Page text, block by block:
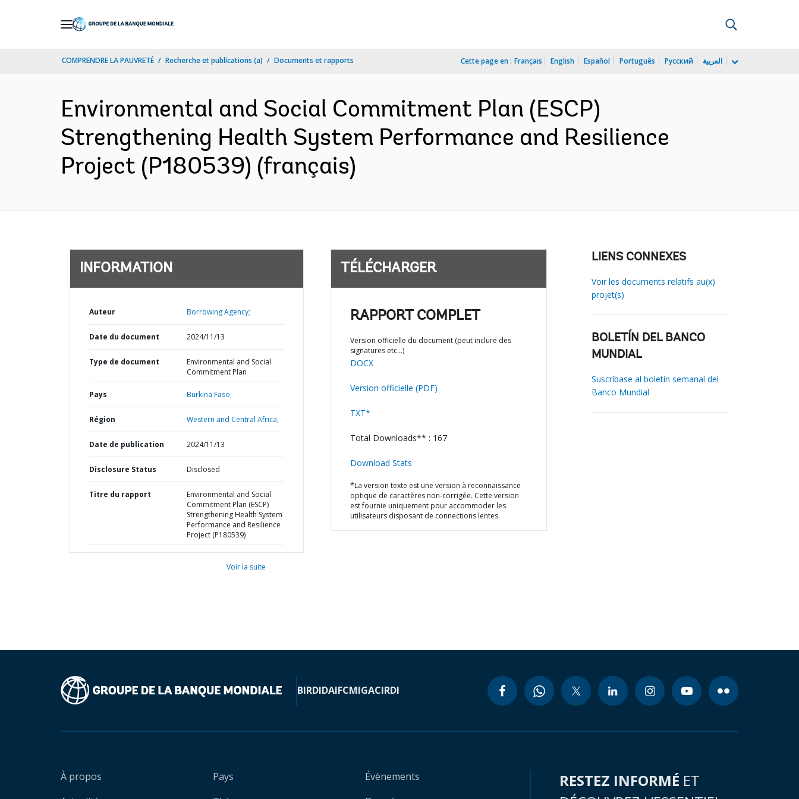
COMPRENDRE LA PAUVRETÉ Recherche et publications (a) Documents et rapports Cette page en : Français English Español Português Русский العربية
Environmental and Social Commitment Plan (ESCP)
Strengthening Health System Performance and Resilience
Project (P180539) (français)
INFORMATION
Auteur Borrowing Agency;
Date du document 2024/11/13
Type de document
Environmental and Social
Commitment Plan
Pays Burkina Faso,
Région Western and Central Africa,
Date de publication 2024/11/13
Disclosure Status Disclosed
Titre du rapport
Environmental and Social
Commitment Plan (ESCP)
Strengthening Health System
Performance and Resilience
Project (P180539)
Voir la suite
TÉLÉCHARGER
RAPPORT COMPLET
Version officielle du document (peut inclure des
signatures etc…)
DOCX
Version officielle (PDF)
TXT*
Total Downloads** : 167
Download Stats
*La version texte est une version à reconnaissance
optique de caractères non-corrigée. Cette version
est fournie uniquement pour accommoder les
utilisateurs disposant de connections lentes.
LIENS CONNEXES
Voir les documents relatifs au(x)
projet(s)
BOLETÍN DEL BANCO
MUNDIAL
Suscríbase al boletín semanal del
Banco Mundial
BIRDIDAIFCMIGACIRDI
À propos
Pays
Évènements
RESTEZ INFORMÉ ET